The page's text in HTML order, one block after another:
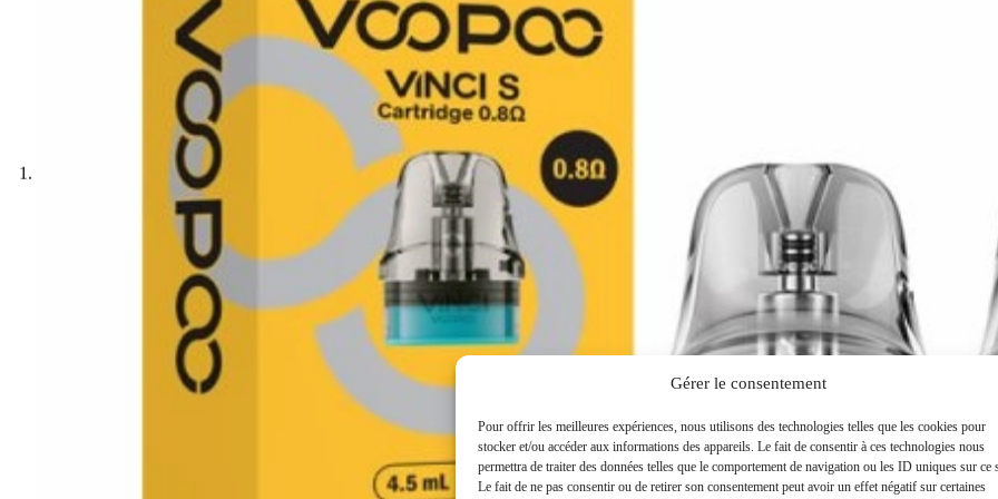
Gérer le consentement
Pour offrir les meilleures expériences, nous utilisons des technologies telles que les cookies pour
stocker et/ou accéder aux informations des appareils. Le fait de consentir à ces technologies nous
permettra de traiter des données telles que le comportement de navigation ou les ID uniques sur ce
Le fait de ne pas consentir ou de retirer son consentement peut avoir un effet négatif sur certaines